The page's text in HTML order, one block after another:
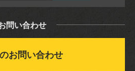
問い合わせ
お問い合わせ